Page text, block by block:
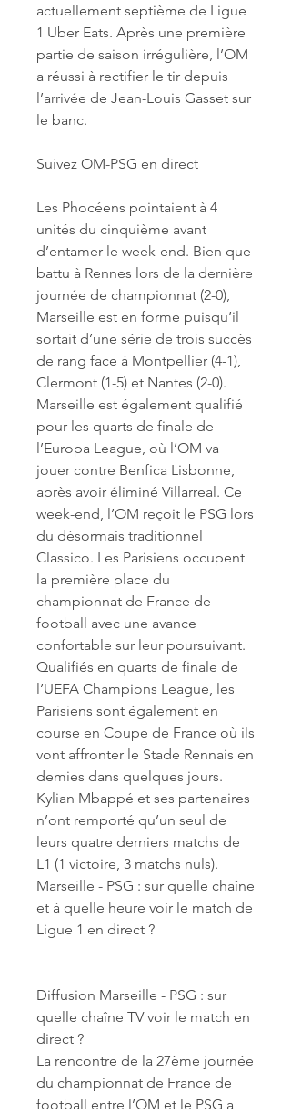
actuellement septième de Ligue
1 Uber Eats. Après une première
partie de saison irrégulière, l’OM
a réussi à rectifier le tir depuis
l’arrivée de Jean-Louis Gasset sur
le banc.
Suivez OM-PSG en direct
Les Phocéens pointaient à 4
unités du cinquième avant
d’entamer le week-end. Bien que
battu à Rennes lors de la dernière
journée de championnat (2-0),
Marseille est en forme puisqu’il
sortait d’une série de trois succès
de rang face à Montpellier (4-1),
Clermont (1-5) et Nantes (2-0).
Marseille est également qualifié
pour les quarts de finale de
l’Europa League, où l’OM va
jouer contre Benfica Lisbonne,
après avoir éliminé Villarreal. Ce
week-end, l’OM reçoit le PSG lors
du désormais traditionnel
Classico. Les Parisiens occupent
la première place du
championnat de France de
football avec une avance
confortable sur leur poursuivant.
Qualifiés en quarts de finale de
l’UEFA Champions League, les
Parisiens sont également en
course en Coupe de France où ils
vont affronter le Stade Rennais en
demies dans quelques jours.
Kylian Mbappé et ses partenaires
n’ont remporté qu’un seul de
leurs quatre derniers matchs de
L1 (1 victoire, 3 matchs nuls).
Marseille - PSG : sur quelle chaîne
et à quelle heure voir le match de
Ligue 1 en direct ?
Diffusion Marseille - PSG : sur
quelle chaîne TV voir le match en
direct ?
La rencontre de la 27ème journée
du championnat de France de
football entre l’OM et le PSG a